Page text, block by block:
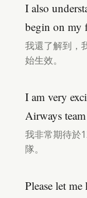
I also
begin on my
我還了解到，
始生效。
I am very
Airways
我非常期待於
隊。
Please let